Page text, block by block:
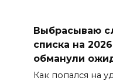
Выбрасываю
списка на
обманули
Как попался на